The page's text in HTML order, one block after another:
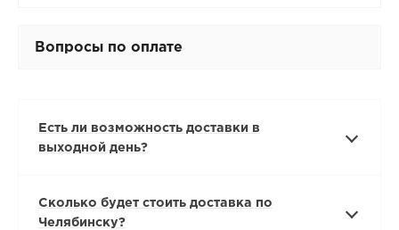
Вопросы по оплате
Есть ли возможность доставки в
выходной день?
Сколько будет стоить доставка по
Челябинску?